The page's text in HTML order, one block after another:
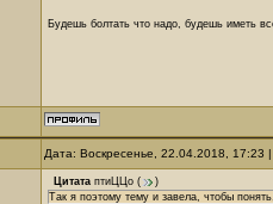
Будешь болтать что надо, будешь иметь
Дата: Воскресенье, 22.04.2018,
Цитата птиЦЦо (
)
Так я поэтому тему и завела, чтобы